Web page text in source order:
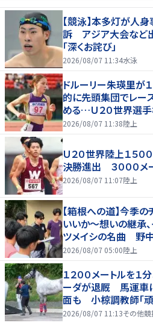
【競泳】本多灯が人
訴 アジア大会など
「深くお詫び」
2026/08/07 11:34水泳
ドルーリー朱瑛里が
的に先頭集団でレ
める…Ｕ２０世界選
2026/08/07 11:38陸上
Ｕ２０世界陸上１５
決勝進出 ３０００メ
2026/08/07 11:07陸上
【箱根への道】今季
いいか～想いの継承
ツメイシの名曲 野中
を引っ張る…夏合宿特
2026/08/07 05:00陸上
１２００メートルを１
ーダが退厩 馬運車
面も 小椋調教師「頑
2026/08/07 11:13その他競